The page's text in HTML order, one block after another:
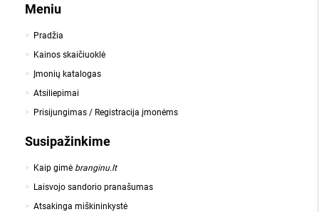
Meniu
Pradžia
Kainos skaičiuoklė
Įmonių katalogas
Atsiliepimai
Prisijungimas / Registracija įmonėms
Susipažinkime
Kaip gimė branginu.lt
Laisvojo sandorio pranašumas
Atsakinga miškininkystė